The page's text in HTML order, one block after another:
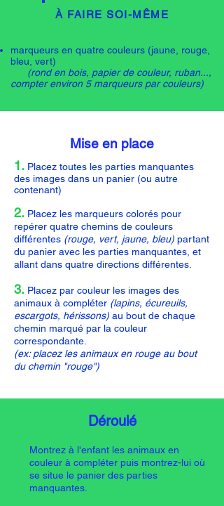
À FAIRE SOI-MÊME
marqueurs en quatre couleurs (jaune, rouge,
bleu, vert)
(rond en bois, papier de couleur, ruban...,
compter environ 5 marqueurs par couleurs)
Mise en place
1. Placez toutes les parties manquantes
des images dans un panier (ou autre
contenant)
2. Placez les marqueurs colorés pour
repérer quatre chemins de couleurs
différentes (rouge, vert, jaune, bleu) partant
du panier avec les parties manquantes, et
allant dans quatre directions différentes.
3. Placez par couleur les images des
animaux à compléter (lapins, écureuils,
escargots, hérissons) au bout de chaque
chemin marqué par la couleur
correspondante.
(ex: placez les animaux en rouge au bout
du chemin "rouge")
Déroulé
Montrez à l'enfant les animaux en
couleur à compléter puis montrez-lui où
se situe le panier des parties
manquantes.